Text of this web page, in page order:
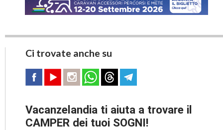
Ci trovate anche su
Vacanzelandia ti aiuta a trovare il
CAMPER dei tuoi SOGNI!